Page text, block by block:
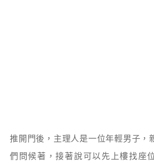
推開門後，主理人是一位年輕男子，
們問候著，接著說可以先上樓找座